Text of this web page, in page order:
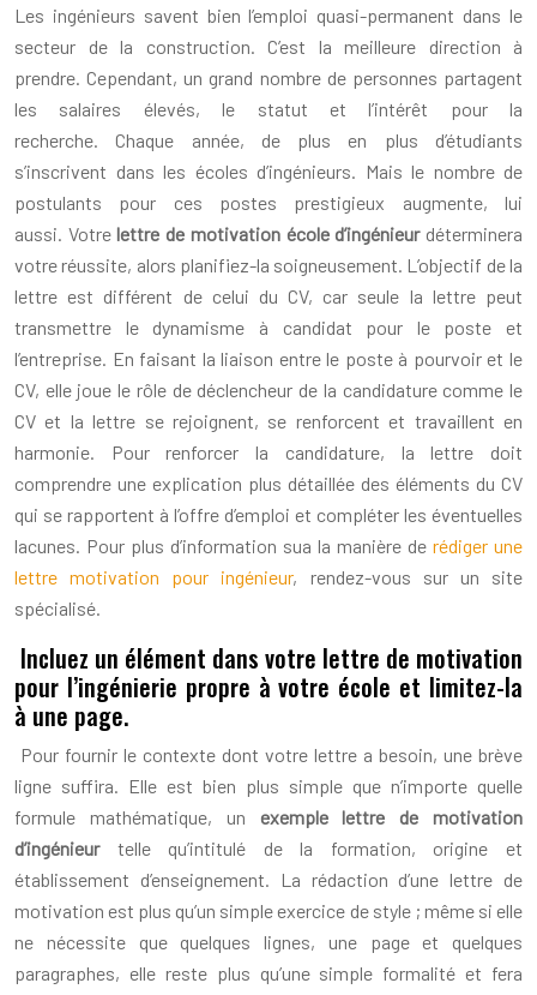
Les ingénieurs savent bien l’emploi quasi-permanent dans le
secteur de la construction. C’est la meilleure direction à
prendre. Cependant, un grand nombre de personnes partagent
les salaires élevés, le statut et l’intérêt pour la
recherche. Chaque année, de plus en plus d’étudiants
s’inscrivent dans les écoles d’ingénieurs. Mais le nombre de
postulants pour ces postes prestigieux augmente, lui
aussi. Votrelettre de motivation école d’ingénieurdéterminera
votre réussite, alors planifiez-la soigneusement. L’objectif de la
lettre est différent de celui du CV, car seule la lettre peut
transmettre le dynamisme à candidat pour le poste et
l’entreprise. En faisant la liaison entre le poste à pourvoir et le
CV, elle joue le rôle de déclencheur de la candidature comme le
CV et la lettre se rejoignent, se renforcent et travaillent en
harmonie. Pour renforcer la candidature, la lettre doit
comprendre une explication plus détaillée des éléments du CV
qui se rapportent à l’offre d’emploi et compléter les éventuelles
lacunes. Pour plus d’information sua la manière de rédiger une
lettre motivation pour ingénieur, rendez-vous sur un site
spécialisé.
Incluez un élément dans votre lettre de motivation
pour l’ingénierie propre à votre école et limitez-la
à une page.
Pour fournir le contexte dont votre lettre a besoin, une brève
ligne suffira. Elle est bien plus simple que n’importe quelle
formule mathématique, un exemple lettre de motivation
d’ingénieurtelle qu’intitulé de la formation, origine et
établissement d’enseignement. La rédaction d’une lettre de
motivation est plus qu’un simple exercice de style ; même si elle
ne nécessite que quelques lignes, une page et quelques
paragraphes, elle reste plus qu’une simple formalité et fera